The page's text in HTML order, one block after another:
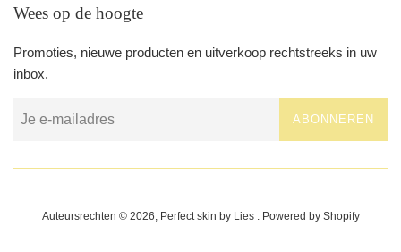
Wees op de hoogte
Promoties, nieuwe producten en uitverkoop rechtstreeks in uw
inbox.
ABONNEREN
Auteursrechten © 2026, Perfect skin by Lies . Powered by Shopify